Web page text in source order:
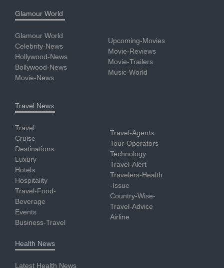
Glamour World
Glamour World
Celebrity-News
Hollywood-News
Bollywood-News
Movie-News
Upcoming-Movies
Movie-Reviews
Movie-Trailers
Music-World
Travel News
Travel
Cruise
Destinations
Luxury
Hotels
Hospitality
Travel-Food-
Beverage
Events
Business-Travel
Travel-Agents
Tour-Operators
Technology
Travel-Alert
Travelers-Health
-Issue
Country-Wise-
Travel-Advice
Airline
Health News
Latest Health News